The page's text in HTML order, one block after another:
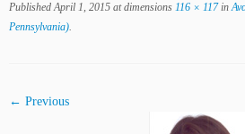
Published April 1, 2015 at dimensions 116 × 117in
Pennsylvania).
← Previous